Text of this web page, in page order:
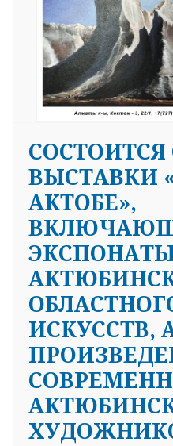
ВЫСТАВКИ
АКТОБЕ»,
ИСКУССТВ,